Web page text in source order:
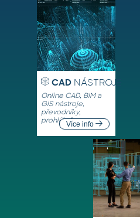
CADNÁSTROJE
Online CAD, BIM a
GIS nástroje,
převodníky,
prohlížečeVíce info